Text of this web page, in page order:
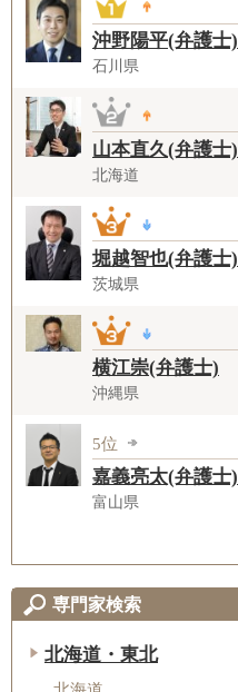
沖野陽平(弁護士)
石川県
山本直久(弁護士)
北海道
堀越智也(弁護士)
茨城県
横江崇(弁護士)
沖縄県
5位
嘉義亮太(弁護士)
富山県
専門家検索
北海道・東北